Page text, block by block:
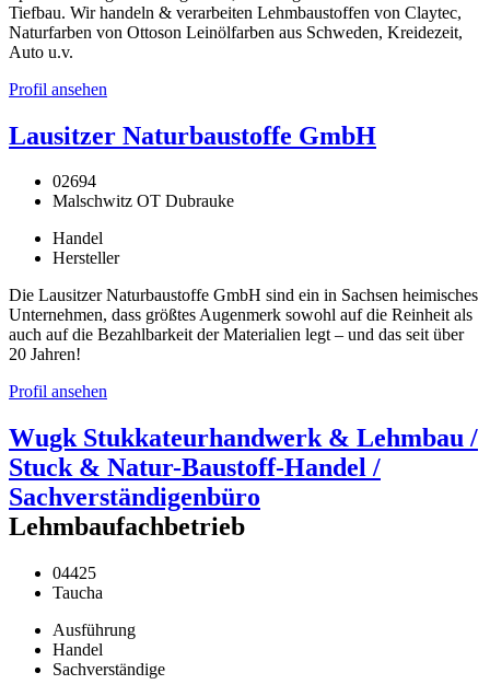
Tiefbau. Wir handeln & verarbeiten Lehmbaustoffen von Claytec,
Naturfarben von Ottoson Leinölfarben aus Schweden, Kreidezeit,
Auto u.v.
Profil ansehen
Lausitzer Naturbaustoffe GmbH
02694
Malschwitz OT Dubrauke
Handel
Hersteller
Die Lausitzer Naturbaustoffe GmbH sind ein in Sachsen heimisches
Unternehmen, dass größtes Augenmerk sowohl auf die Reinheit als
auch auf die Bezahlbarkeit der Materialien legt – und das seit über
20 Jahren!
Profil ansehen
Wugk Stukkateurhandwerk & Lehmbau /
Stuck & Natur-Baustoff-Handel /
Sachverständigenbüro
Lehmbaufachbetrieb
04425
Taucha
Ausführung
Handel
Sachverständige